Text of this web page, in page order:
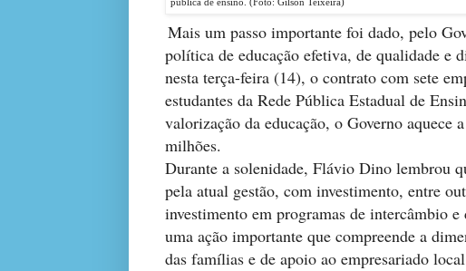
pública de ensino. (Foto: Gilson Teixeira)
Mais um passo importante foi dado, pelo
política de educação efetiva, de qualidade e
nesta terça-feira (14), o contrato com sete
estudantes da Rede Pública Estadual de
valorização da educação, o Governo aquece
milhões.
Durante a solenidade, Flávio Dino lembrou
pela atual gestão, com investimento, entre
investimento em programas de intercâmbio
uma ação importante que compreende a
das famílias e de apoio ao empresariado